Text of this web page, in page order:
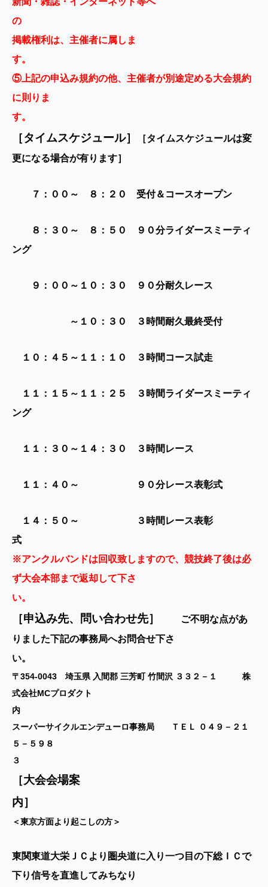
掲載権利は、 主催者に属しま
⑤上記の申込み規約の他、主催者が別途定める大会規約
に則りま
す
［タイムスケジュール］ ［タイムスケジュールは変
更になる場合が有ります］
７：００～ ８：２０ 受付＆コースオープン
８：３０～ ８：５０ ９０分ライダースミーティ
ング
９：００～１０：３０ ９０分耐久レース
～１０：３０ ３時間耐久最終受付
１０：４５～１１：１０ ３時間コース試走
１１：１５～１１：２５ ３時間ライダースミーティ
ング
１１：３０～１４：３０ ３時間レース
１１：４０～ ９０分レース表彰式
１４：５０～ ３時間レース表彰
式
※アンクルバンドは回収致しますので、競技終了後は必
ず大会本部まで返却して下さ
い
［申込み先、問い合わせ先］
ご不明な点があ
りました下記の事務局へお問合せ下さ
い
〒354-0043 埼玉県 入間郡 三芳町 竹間沢 ３３２－１ 株
式会社MCプロダクト
スーパーサイクルエンデューロ事務局
ＴＥＬ ０４９－２１
５－５９８
［大会会場案
＜東京方面より起こしの方＞
東関東道大栄ＪＣより圏央道に入り一つ目の下総ＩＣで
下り信号を直進してみちなり